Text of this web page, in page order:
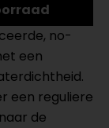
no-
een
een reguliere
de